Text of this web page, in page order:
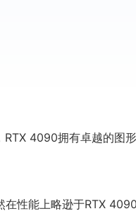
4090拥有卓越的图
性能上略逊于RTX